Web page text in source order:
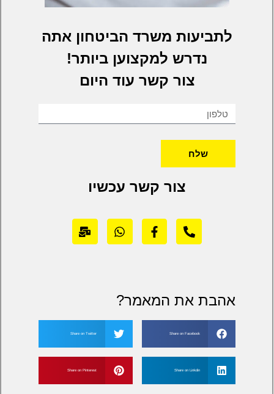
לתביעות משרד הביטחון אתה
נדרש למקצוען ביותר!
צור קשר עוד היום
שלח
צור קשר עכשיו
אהבת את המאמר?
Share on Facebook
Share on Twitter
Share on Linkdin
Share on Pinterest